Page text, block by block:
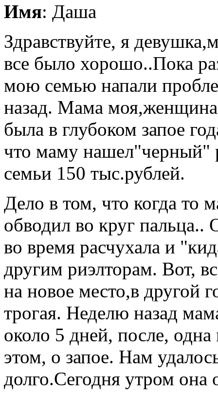
Имя: Даша
Здравствуйте, я
все было хорошо..Пока
мою семью напали
назад. Мама
была в глубоком запое
что маму нашел"черный"
семьи 150 тыс.рублей.
Дело в том, что когда то
обводил во круг
во время расчухала и
другим риэлторам. Вот,
на новое место,в другой
трогая. Неделю назад
около 5 дней, после,
этом, о запое. Нам
долго.Сегодня утром она